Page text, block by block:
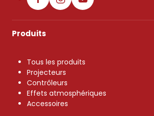
Produits
Tous les produits
Projecteurs
Contrôleurs
Effets atmosphériques
Accessoires